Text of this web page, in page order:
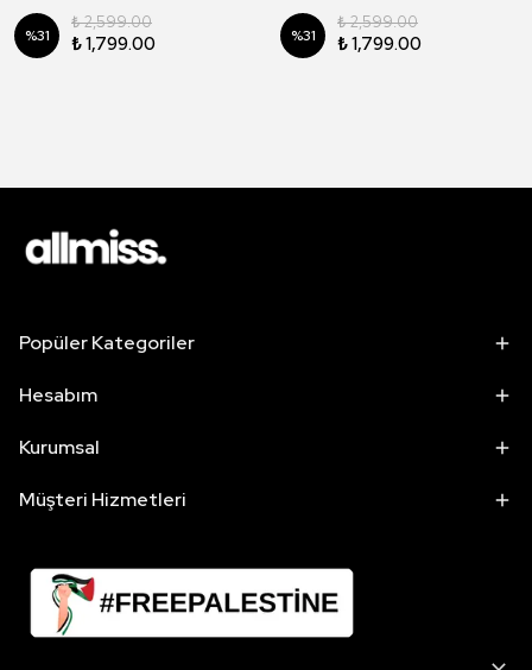
%31
₺ 2,599.00
₺ 1,799.00 %31
₺ 2,599.00
₺ 1,799.00
Popüler Kategoriler
Hesabım
Kurumsal
Müşteri Hizmetleri